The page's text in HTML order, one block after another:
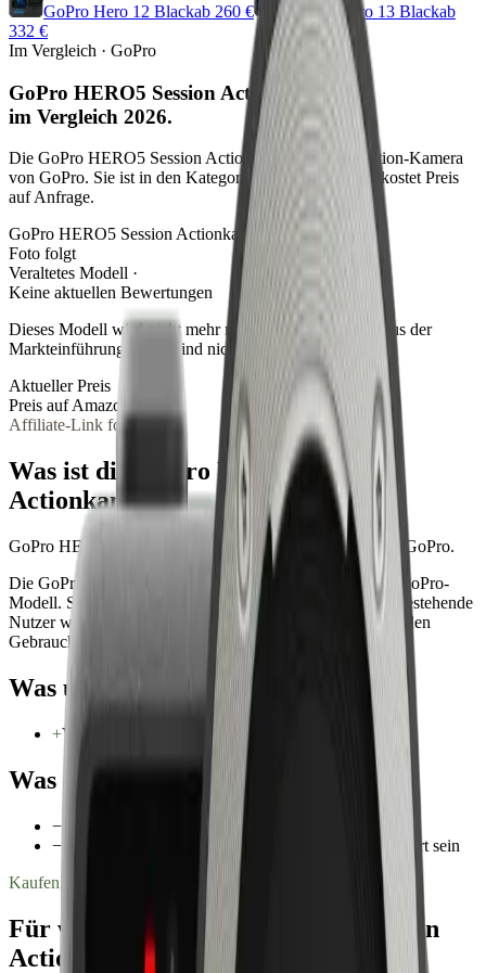
GoPro Hero 12 Blackab 260 € GoPro Hero 13 Blackab
332 €
Im Vergleich · GoPro
GoPro HERO5 Session Actionkamera
im Vergleich 2026.
Die GoPro HERO5 Session Actionkamera ist eine Action-Kamera
von GoPro. Sie ist in den Kategorien eingeordnet und kostet Preis
auf Anfrage.
GoPro HERO5 Session Actionkamera
Foto folgt
Veraltetes Modell ·
Keine aktuellen Bewertungen
Dieses Modell wird nicht mehr neu verkauft. Reviews aus der
Markteinführungsphase sind nicht mehr repräsentativ.
Aktueller Preis
Preis auf Amazon prüfen
Affiliate-Link folgt
Was ist die
GoPro HERO5 Session
Actionkamera?
GoPro HERO5 Session Actionkamera ist ein Modell von GoPro.
Die GoPro HERO5 Session Actionkamera ist ein älteres GoPro-
Modell. Sie wird nicht mehr aktiv beworben, ist aber für bestehende
Nutzer weiterhin relevant — etwa für Backup-Cams oder den
Gebrauchtmarkt.
Was uns überzeugt
+Verfügbar in der GoPro-Produktreihe
Was uns stört
− Älteres Modell — neuere Generationen verfügbar
− Nicht mehr aktiv beworben — Zubehör kann limitiert sein
Kaufen, wenn …
Für wen ist die
GoPro HERO5 Session
Actionkamera ideal?